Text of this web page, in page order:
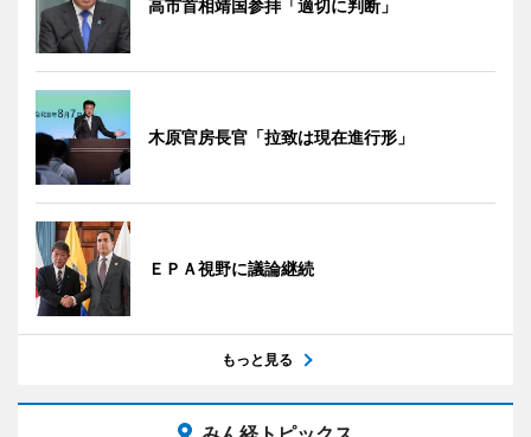
高市首相靖国参拝「適切に判断」
木原官房長官「拉致は現在進行形」
ＥＰＡ視野に議論継続
もっと見る